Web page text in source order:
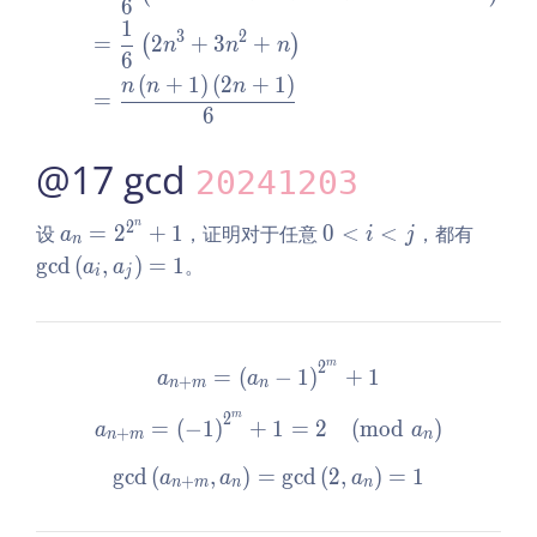
6
=
6
1
(2n3 + 3n2 + n)
=
6
n (n + 1) (2n + 1)
@17 gcd 20241203
设 a_
n
an = 22n + 1 ，证明对于任意0
0 < i < j ，都有\g
gcd (ai , aj ) = 1。
a_{n + m} = \left(a_n -
an+m = (an − 1)2m
+ 1
a_{n + m} = \left(-
an+m = (−1)2m
+ 1 = 2 (mod an)
\gcd\left(a_{n + m},
gcd (an+m, an) = gcd (2, an) = 1